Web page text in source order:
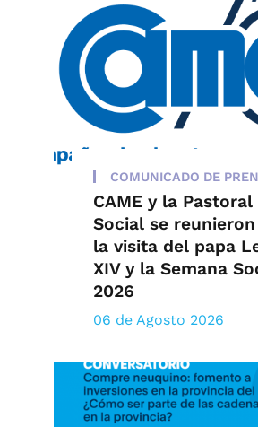
COMUNICADO DE
CAME y la Pastoral
Social se
la visita del papa
XIV y la Semana
2026
06 de Agosto 2026